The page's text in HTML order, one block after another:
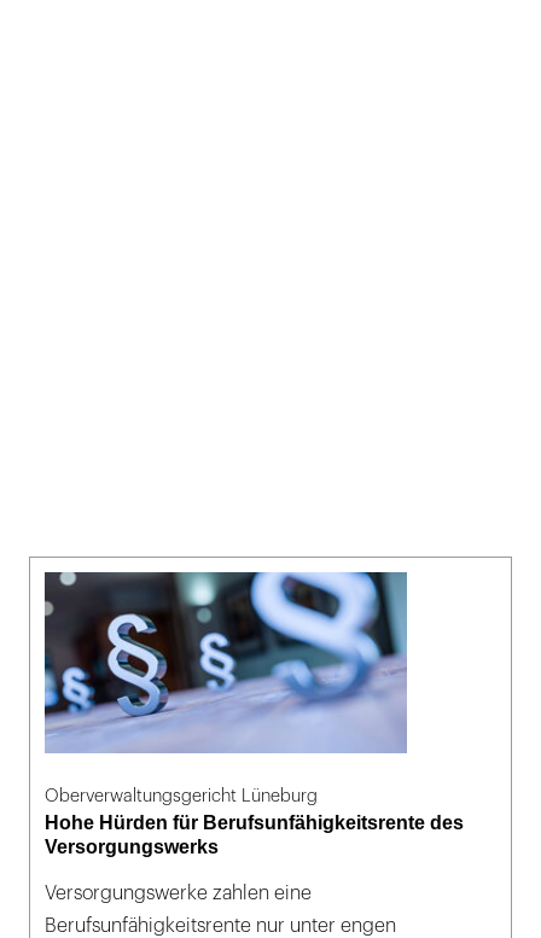
Oberverwaltungsgericht Lüneburg
Hohe Hürden für Berufsunfähigkeitsrente des
Versorgungswerks
Versorgungswerke zahlen eine
Berufsunfähigkeitsrente nur unter engen